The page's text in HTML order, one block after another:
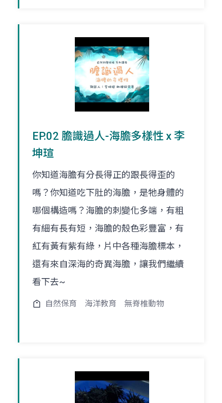
EP.02 膽識過人-海膽多樣性 x 李
坤瑄
你知道海膽有分長得正的跟長得歪的
嗎？你知道吃下肚的海膽，是牠身體的
哪個構造嗎？海膽的刺變化多端，有粗
有細有長有短，海膽的殼色彩豐富，有
紅有黃有紫有綠，片中各種海膽標本，
還有來自深海的奇異海膽，讓我們繼續
看下去~
自然保育 海洋教育 無脊椎動物